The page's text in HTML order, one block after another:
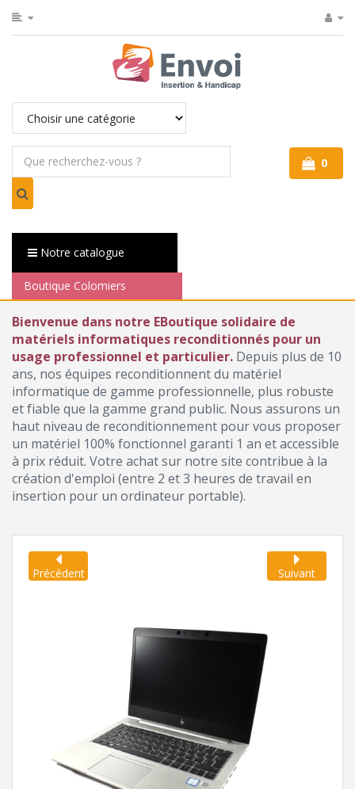
0
Notre catalogue
Boutique Colomiers
Bienvenue dans notre EBoutique solidaire de
matériels informatiques reconditionnés pour un
usage professionnel et particulier. Depuis plus de 10
ans, nos équipes reconditionnent du matériel
informatique de gamme professionnelle, plus robuste
et fiable que la gamme grand public. Nous assurons un
haut niveau de reconditionnement pour vous proposer
un matériel 100% fonctionnel garanti 1 an et accessible
à prix réduit. Votre achat sur notre site contribue à la
création d'emploi (entre 2 et 3 heures de travail en
insertion pour un ordinateur portable).
Précédent Suivant